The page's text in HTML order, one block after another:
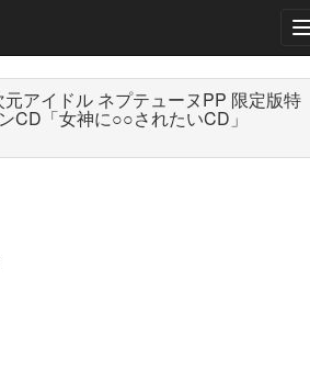
アイドル ネプテューヌPP 限定版特
CD「女神に○○されたいCD」